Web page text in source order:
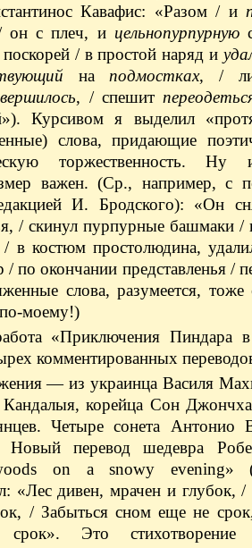
Кавафис: «Разом / и
он с плеч, и цельнопурпурную
поскорей / в простой наряд и
на подмостках, /
, / спешит
Курсивом я выделил
слова, придающие
торжественность. Ну
важен. (Ср., например, с
И. Бродского): «Он
/ скинул пурпурные башмаки
/ в костюм простолюдина,
по окончании представленья /
слова, разумеется, тоже
по-моему!)
«Приключения Пиндара в
комментированных
— из украинца Василя
Кандалыя, корейца Сон
Четыре сонета Антонио
Новый перевод шедевра
on a snowy evening»
«Лес дивен, мрачен и глубок,
/ Забыться сном еще не
Это стихотворение